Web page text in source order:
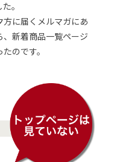
。
に届くメルマガにあ
新着商品一覧ページ
のです。